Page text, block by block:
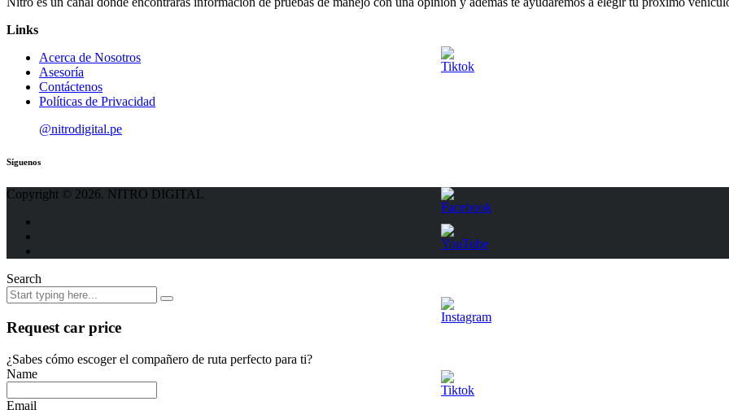
Links
Acerca de Nosotros
Asesoría
Contáctenos
Políticas de Privacidad
@nitrodigital.pe
Síguenos
Copyright © 2026. NITRO DIGITAL
Search
Request car price
¿Sabes cómo escoger el compañero de ruta perfecto para ti?
Name
Email